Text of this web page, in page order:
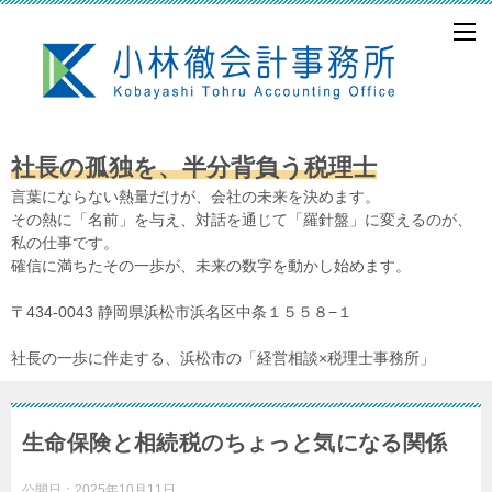
社長の孤独を、半分背負う税理士
言葉にならない熱量だけが、会社の未来を決めます。
その熱に「名前」を与え、対話を通じて「羅針盤」に変えるのが、
私の仕事です。
確信に満ちたその一歩が、未来の数字を動かし始めます。
〒434-0043 静岡県浜松市浜名区中条１５５８−１
社長の一歩に伴走する、浜松市の「経営相談×税理士事務所」
生命保険と相続税のちょっと気になる関係